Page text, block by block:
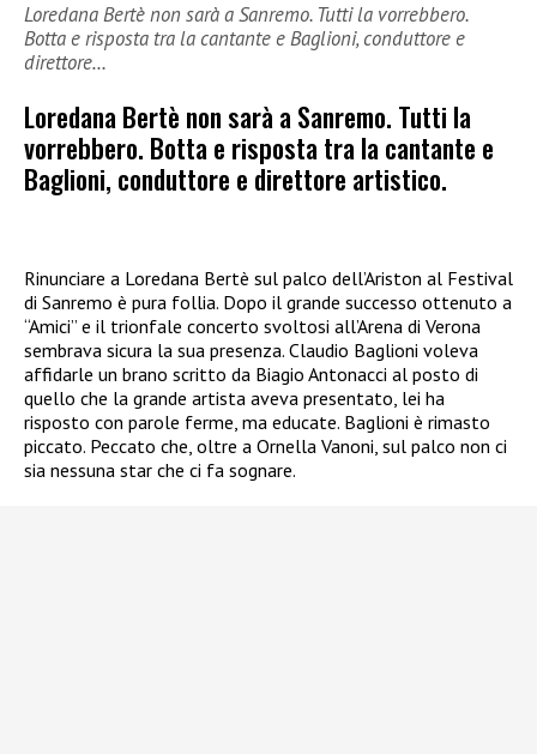
Loredana Bertè non sarà a Sanremo. Tutti la vorrebbero.
Botta e risposta tra la cantante e Baglioni, conduttore e
direttore…
Loredana Bertè non sarà a Sanremo. Tutti la
vorrebbero. Botta e risposta tra la cantante e
Baglioni, conduttore e direttore artistico.
Rinunciare a Loredana Bertè sul palco dell’Ariston al Festival
di Sanremo è pura follia. Dopo il grande successo ottenuto a
“Amici” e il trionfale concerto svoltosi all’Arena di Verona
sembrava sicura la sua presenza. Claudio Baglioni voleva
affidarle un brano scritto da Biagio Antonacci al posto di
quello che la grande artista aveva presentato, lei ha
risposto con parole ferme, ma educate. Baglioni è rimasto
piccato. Peccato che, oltre a Ornella Vanoni, sul palco non ci
sia nessuna star che ci fa sognare.